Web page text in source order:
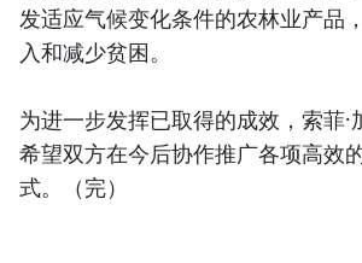
发适应气候变化条件的农林业产品
入和减少贫困。
为进一步发挥已取得的成效，索菲·
希望双方在今后协作推广各项高效
式。（完）